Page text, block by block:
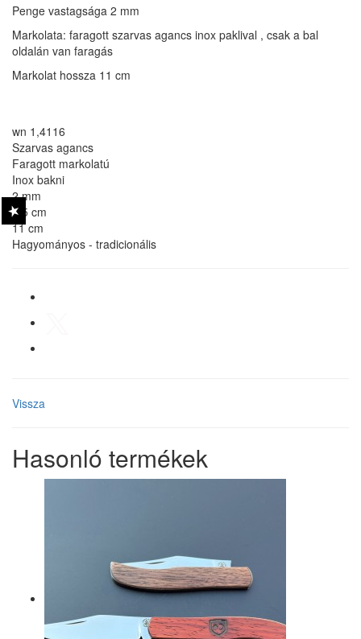
Penge vastagsága 2 mm
Markolata: faragott szarvas agancs inox paklival , csak a bal
oldalán van faragás
Markolat hossza 11 cm
wn 1,4116
Szarvas agancs
Faragott markolatú
Inox bakni
2 mm
8,5 cm
11 cm
Hagyományos - tradicionális
Vissza
Hasonló termékek